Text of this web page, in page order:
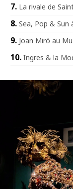
La rivale de
Sea, Pop & Sun
Joan Miró au
Ingres & la